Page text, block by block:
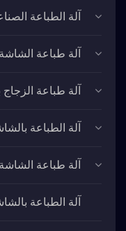
آلة الطباعة
آلة طباعة
آلة طباعة
آلة الطباعة
آلة طباعة
آلة الطباعة